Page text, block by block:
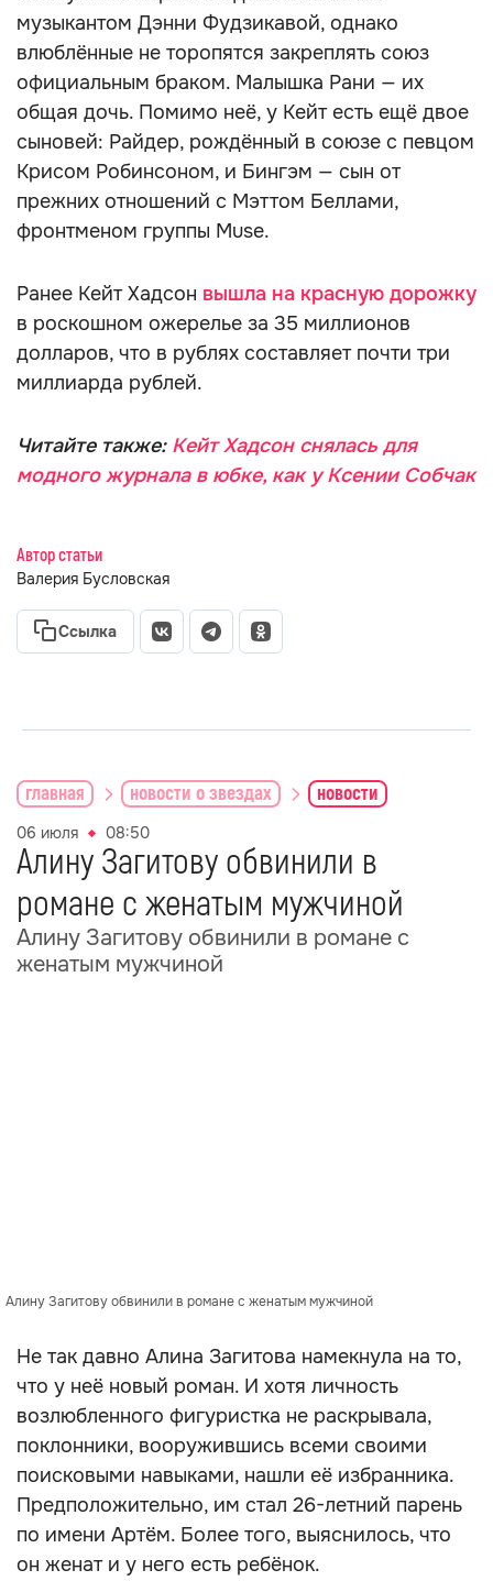
музыкантом Дэнни Фудзикавой, однако
влюблённые не торопятся закреплять союз
официальным браком. Малышка Рани — их
общая дочь. Помимо неё, у Кейт есть ещё двое
сыновей: Райдер, рождённый в союзе с певцом
Крисом Робинсоном, и Бингэм — сын от
прежних отношений с Мэттом Беллами,
фронтменом группы Muse.
Ранее Кейт Хадсон вышла на красную дорожку
в роскошном ожерелье за 35 миллионов
долларов, что в рублях составляет почти три
миллиарда рублей.
Читайте также: Кейт Хадсон снялась для
модного журнала в юбке, как у Ксении Собчак
Автор статьи
Валерия Бусловская
Ссылка
главная новости о звездах новости
06 июля 08:50
Алину Загитову обвинили в
романе с женатым мужчиной
Алину Загитову обвинили в романе с
женатым мужчиной
Алину Загитову обвинили в романе с женатым мужчиной
Не так давно Алина Загитова намекнула на то,
что у неё новый роман. И хотя личность
возлюбленного фигуристка не раскрывала,
поклонники, вооружившись всеми своими
поисковыми навыками, нашли её избранника.
Предположительно, им стал 26-летний парень
по имени Артём. Более того, выяснилось, что
он женат и у него есть ребёнок.